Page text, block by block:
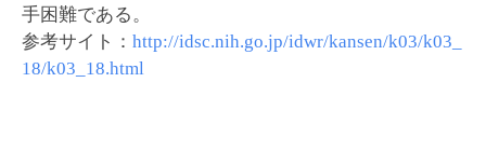
手困難である。
参考サイト： http://idsc.nih.go.jp/idwr/kansen/k03/k03_
18/k03_18.html